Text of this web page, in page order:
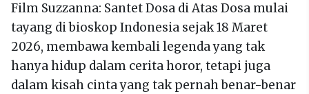
Film Suzzanna: Santet Dosa di Atas Dosa mulai
tayang di bioskop Indonesia sejak 18 Maret
2026, membawa kembali legenda yang tak
hanya hidup dalam cerita horor, tetapi juga
dalam kisah cinta yang tak pernah benar-benar